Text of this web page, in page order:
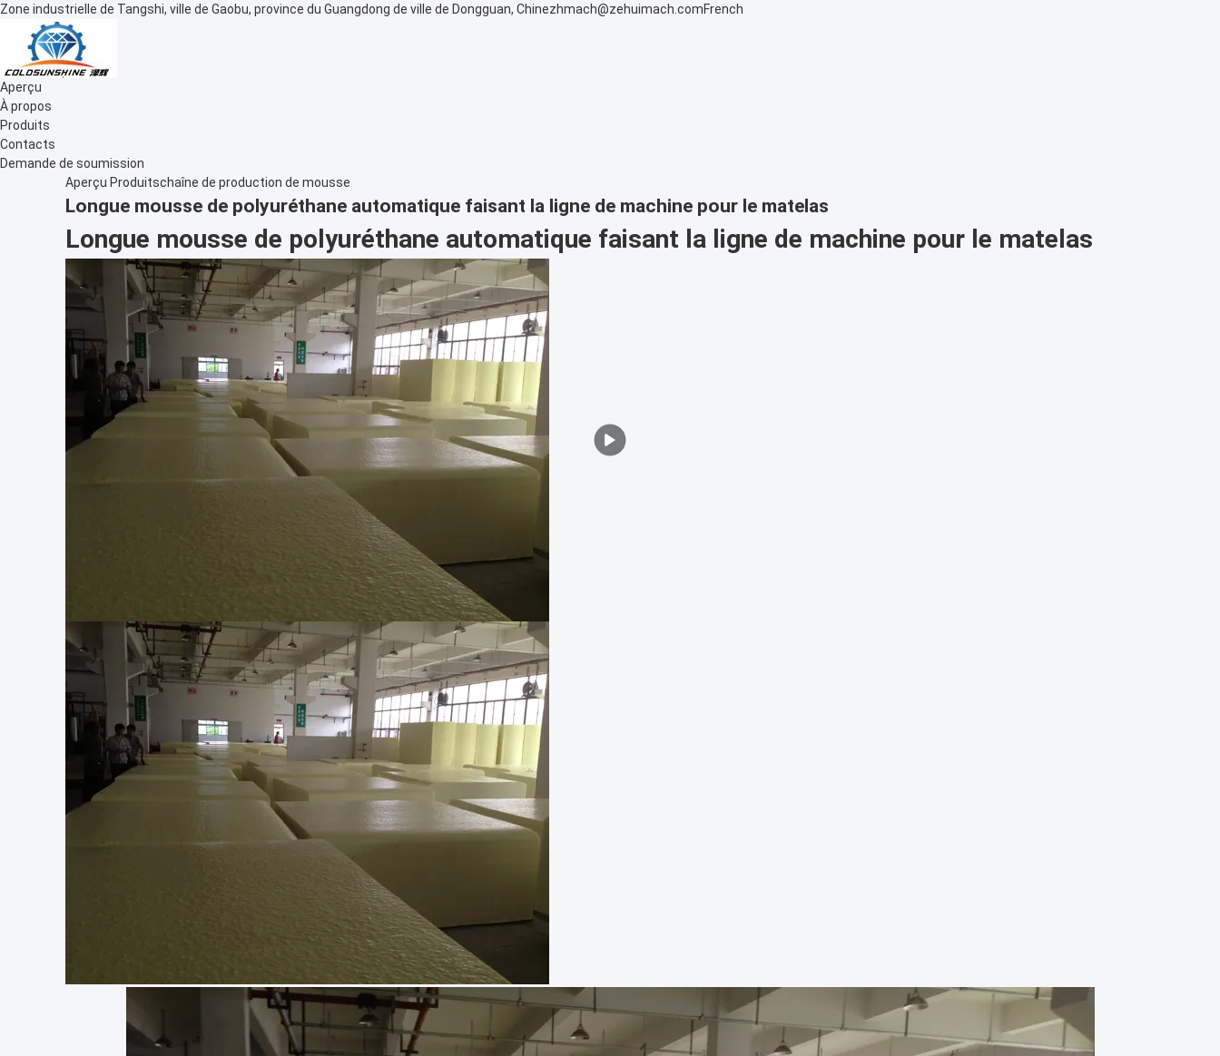
Zone industrielle de Tangshi, ville de Gaobu, province du Guangdong de ville de Dongguan, Chinezhmach@zehuimach.comFrench
Aperçu
À propos
Produits
Contacts
Demande de soumission
Aperçu Produitschaîne de production de mousse
Longue mousse de polyuréthane automatique faisant la ligne de machine pour le matelas
Longue mousse de polyuréthane automatique faisant la ligne de machine pour le matelas